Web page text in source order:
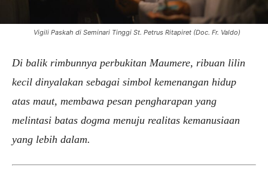
Vigili Paskah di Seminari Tinggi St. Petrus Ritapiret (Doc. Fr. Valdo)
Di balik rimbunnya perbukitan Maumere, ribuan lilin
kecil dinyalakan sebagai simbol kemenangan hidup
atas maut, membawa pesan pengharapan yang
melintasi batas dogma menuju realitas kemanusiaan
yang lebih dalam.